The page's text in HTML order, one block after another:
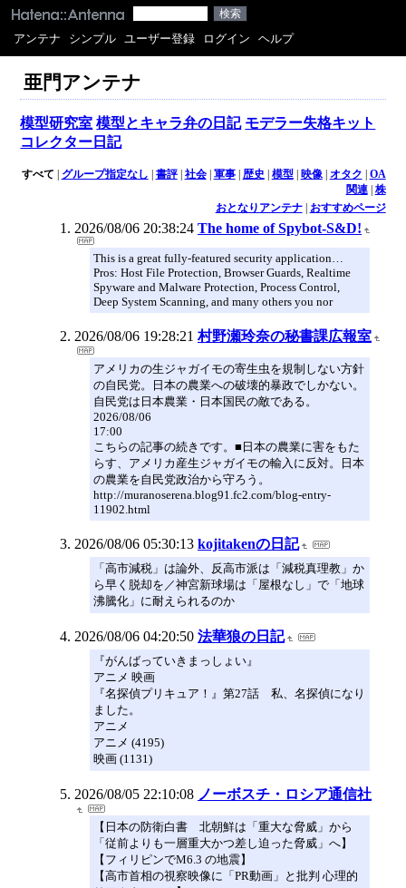
アンテナ シンプル ユーザー登録 ログイン ヘルプ
亜門アンテナ
模型研究室 模型とキャラ弁の日記 モデラー失格キット
コレクター日記
すべて | グループ指定なし | 書評| 社会| 軍事| 歴史 | 模型| 映像| オタク | OA
関連| 株
おとなりアンテナ| おすすめページ
2026/08/06 20:38:24 The home of Spybot-S&D!
This is a great fully-featured security application…
Pros: Host File Protection, Browser Guards, Realtime
Spyware and Malware Protection, Process Control,
Deep System Scanning, and many others you nor
2026/08/06 19:28:21 村野瀬玲奈の秘書課広報室
アメリカの生ジャガイモの寄生虫を規制しない方針
の自民党。日本の農業への破壊的暴政でしかない。
自民党は日本農業・日本国民の敵である。
2026/08/06
17:00
こちらの記事の続きです。■日本の農業に害をもた
らす、アメリカ産生ジャガイモの輸入に反対。日本
の農業を自民党政治から守ろう。
http://muranoserena.blog91.fc2.com/blog-entry-
11902.html
2026/08/06 05:30:13 kojitakenの日記
「高市減税」は論外、反高市派は「減税真理教」か
ら早く脱却を︎／神宮新球場は「屋根なし」で「地球
沸騰化」に耐えられるのか
2026/08/06 04:20:50 法華狼の日記
『がんばっていきまっしょい』
アニメ 映画
『名探偵プリキュア！』第27話 私、名探偵になり
ました。
アニメ
アニメ (4195)
映画 (1131)
2026/08/05 22:10:08 ノーボスチ・ロシア通信社
【日本の防衛白書 北朝鮮は「重大な脅威」から
「従前よりも一層重大かつ差し迫った脅威」へ】
【フィリピンでM6.3 の地震】
【高市首相の視察映像に「PR動画」と批判 心理的